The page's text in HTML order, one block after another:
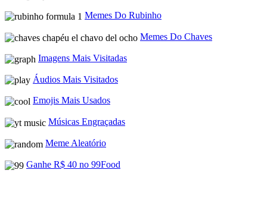
Memes Do Rubinho
Memes Do Chaves
Imagens Mais Visitadas
Áudios Mais Visitados
Emojis Mais Usados
Músicas Engraçadas
Meme Aleatório
Ganhe R$ 40 no 99Food